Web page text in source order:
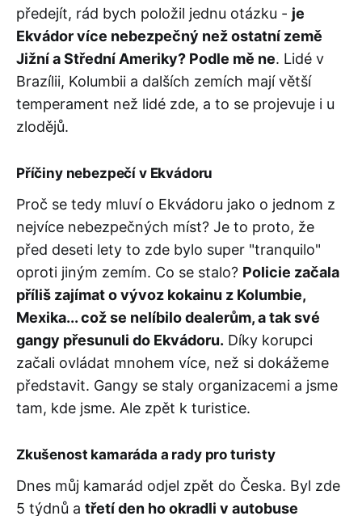
předejít, rád bych položil jednu otázku - je
Ekvádor více nebezpečný než ostatní země
Jižní a Střední Ameriky? Podle mě ne. Lidé v
Brazílii, Kolumbii a dalších zemích mají větší
temperament než lidé zde, a to se projevuje i u
zlodějů.
Příčiny nebezpečí v Ekvádoru
Proč se tedy mluví o Ekvádoru jako o jednom z
nejvíce nebezpečných míst? Je to proto, že
před deseti lety to zde bylo super "tranquilo"
oproti jiným zemím. Co se stalo? Policie začala
příliš zajímat o vývoz kokainu z Kolumbie,
Mexika... což se nelíbilo dealerům, a tak své
gangy přesunuli do Ekvádoru. Díky korupci
začali ovládat mnohem více, než si dokážeme
představit. Gangy se staly organizacemi a jsme
tam, kde jsme. Ale zpět k turistice.
Zkušenost kamaráda a rady pro turisty
Dnes můj kamarád odjel zpět do Česka. Byl zde
5 týdnů a třetí den ho okradli v autobuse